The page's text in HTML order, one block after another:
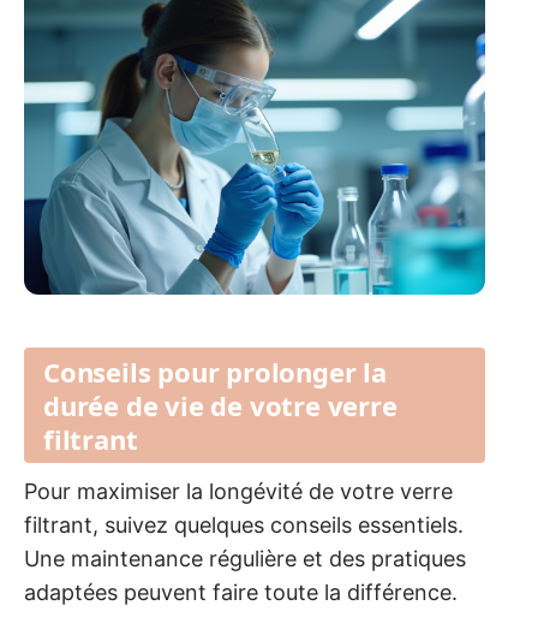
Conseils pour prolonger la
durée de vie de votre verre
filtrant
Pour maximiser la longévité de votre verre
filtrant, suivez quelques conseils essentiels.
Une maintenance régulière et des pratiques
adaptées peuvent faire toute la différence.